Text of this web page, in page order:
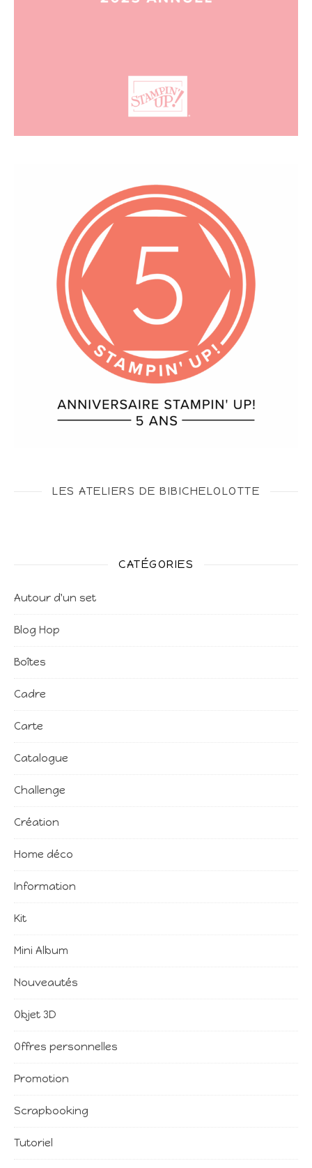
LES ATELIERS DE BIBICHELOLOTTE
CATÉGORIES
Autour d'un set
Blog Hop
Boîtes
Cadre
Carte
Catalogue
Challenge
Création
Home déco
Information
Kit
Mini Album
Nouveautés
Objet 3D
Offres personnelles
Promotion
Scrapbooking
Tutoriel